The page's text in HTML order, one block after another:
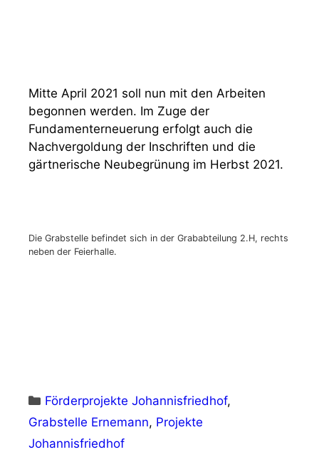
Mitte April 2021 soll nun mit den Arbeiten
begonnen werden. Im Zuge der
Fundamenterneuerung erfolgt auch die
Nachvergoldung der Inschriften und die
gärtnerische Neubegrünung im Herbst 2021.
Die Grabstelle befindet sich in der Grababteilung 2.H, rechts
neben der Feierhalle.
Kategorien
Förderprojekte Johannisfriedhof,
Grabstelle Ernemann, Projekte
Johannisfriedhof